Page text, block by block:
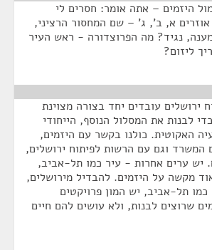
היזמים – אתה אומר: חסרים לי
א, ב', ג' – שם המחסור הרציני,
נגיד? מה הפרוצדורה - ראש העיר
ליזום?
ירושלים עובדים יחד בצורה מצוינת
לבנות את המסלול הנוסף, הייחודי
האקוטית. כולנו בקשר עם היזמים,
המשרד וגם עם הרשות לפיתוח ירושלים,
יש ערים אחרות - עיר כמו תל-אביב,
מקשה על היזמים. להבדיל מירושלים,
תל-אביב, יש המון פרויקטים
שרוצים לבנות, ולא עושים להם חיים